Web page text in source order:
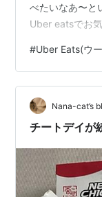
べたいなあ〜と
Uber eatsでお
ハーフ。ここの
め。チルソンサ
に多いです。ネ
す。 二号店さ
キンは、ホシギ
#Uber Eats(ウ
Nana-cat’s
チートデイが